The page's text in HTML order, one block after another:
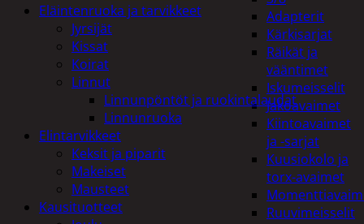
Adapterit
Kärkisarjat
Räikät ja
vääntimet
Iskumeisselit
Jakoavaimet
Kiintoavaimet
ja -sarjat
Kuusiokolo ja
torx-avaimet
Ruuvimeisselit
Eläintenruoka ja tarvikkeet
Jyrsijät
Kissat
Koirat
Linnut
Linnunpöntöt ja ruokintalaudat
Linnunruoka
Elintarvikkeet
Keksit ja piparit
Makeiset
Mausteet
Kausituotteet